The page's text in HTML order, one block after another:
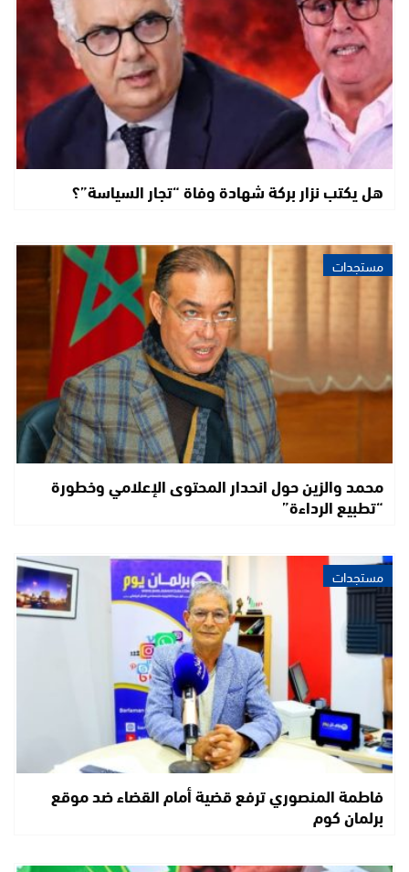
هل يكتب نزار بركة شهادة وفاة “تجار السياسة”؟
مستجدات
محمد والزين حول انحدار المحتوى الإعلامي وخطورة
“تطبيع الرداءة”
مستجدات
فاطمة المنصوري ترفع قضية أمام القضاء ضد موقع
برلمان كوم